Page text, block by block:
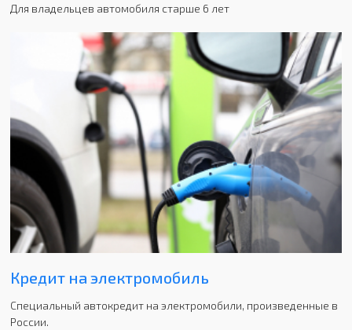
Для владельцев автомобиля старше 6 лет
Кредит на электромобиль
Специальный автокредит на электромобили, произведенные в
России.